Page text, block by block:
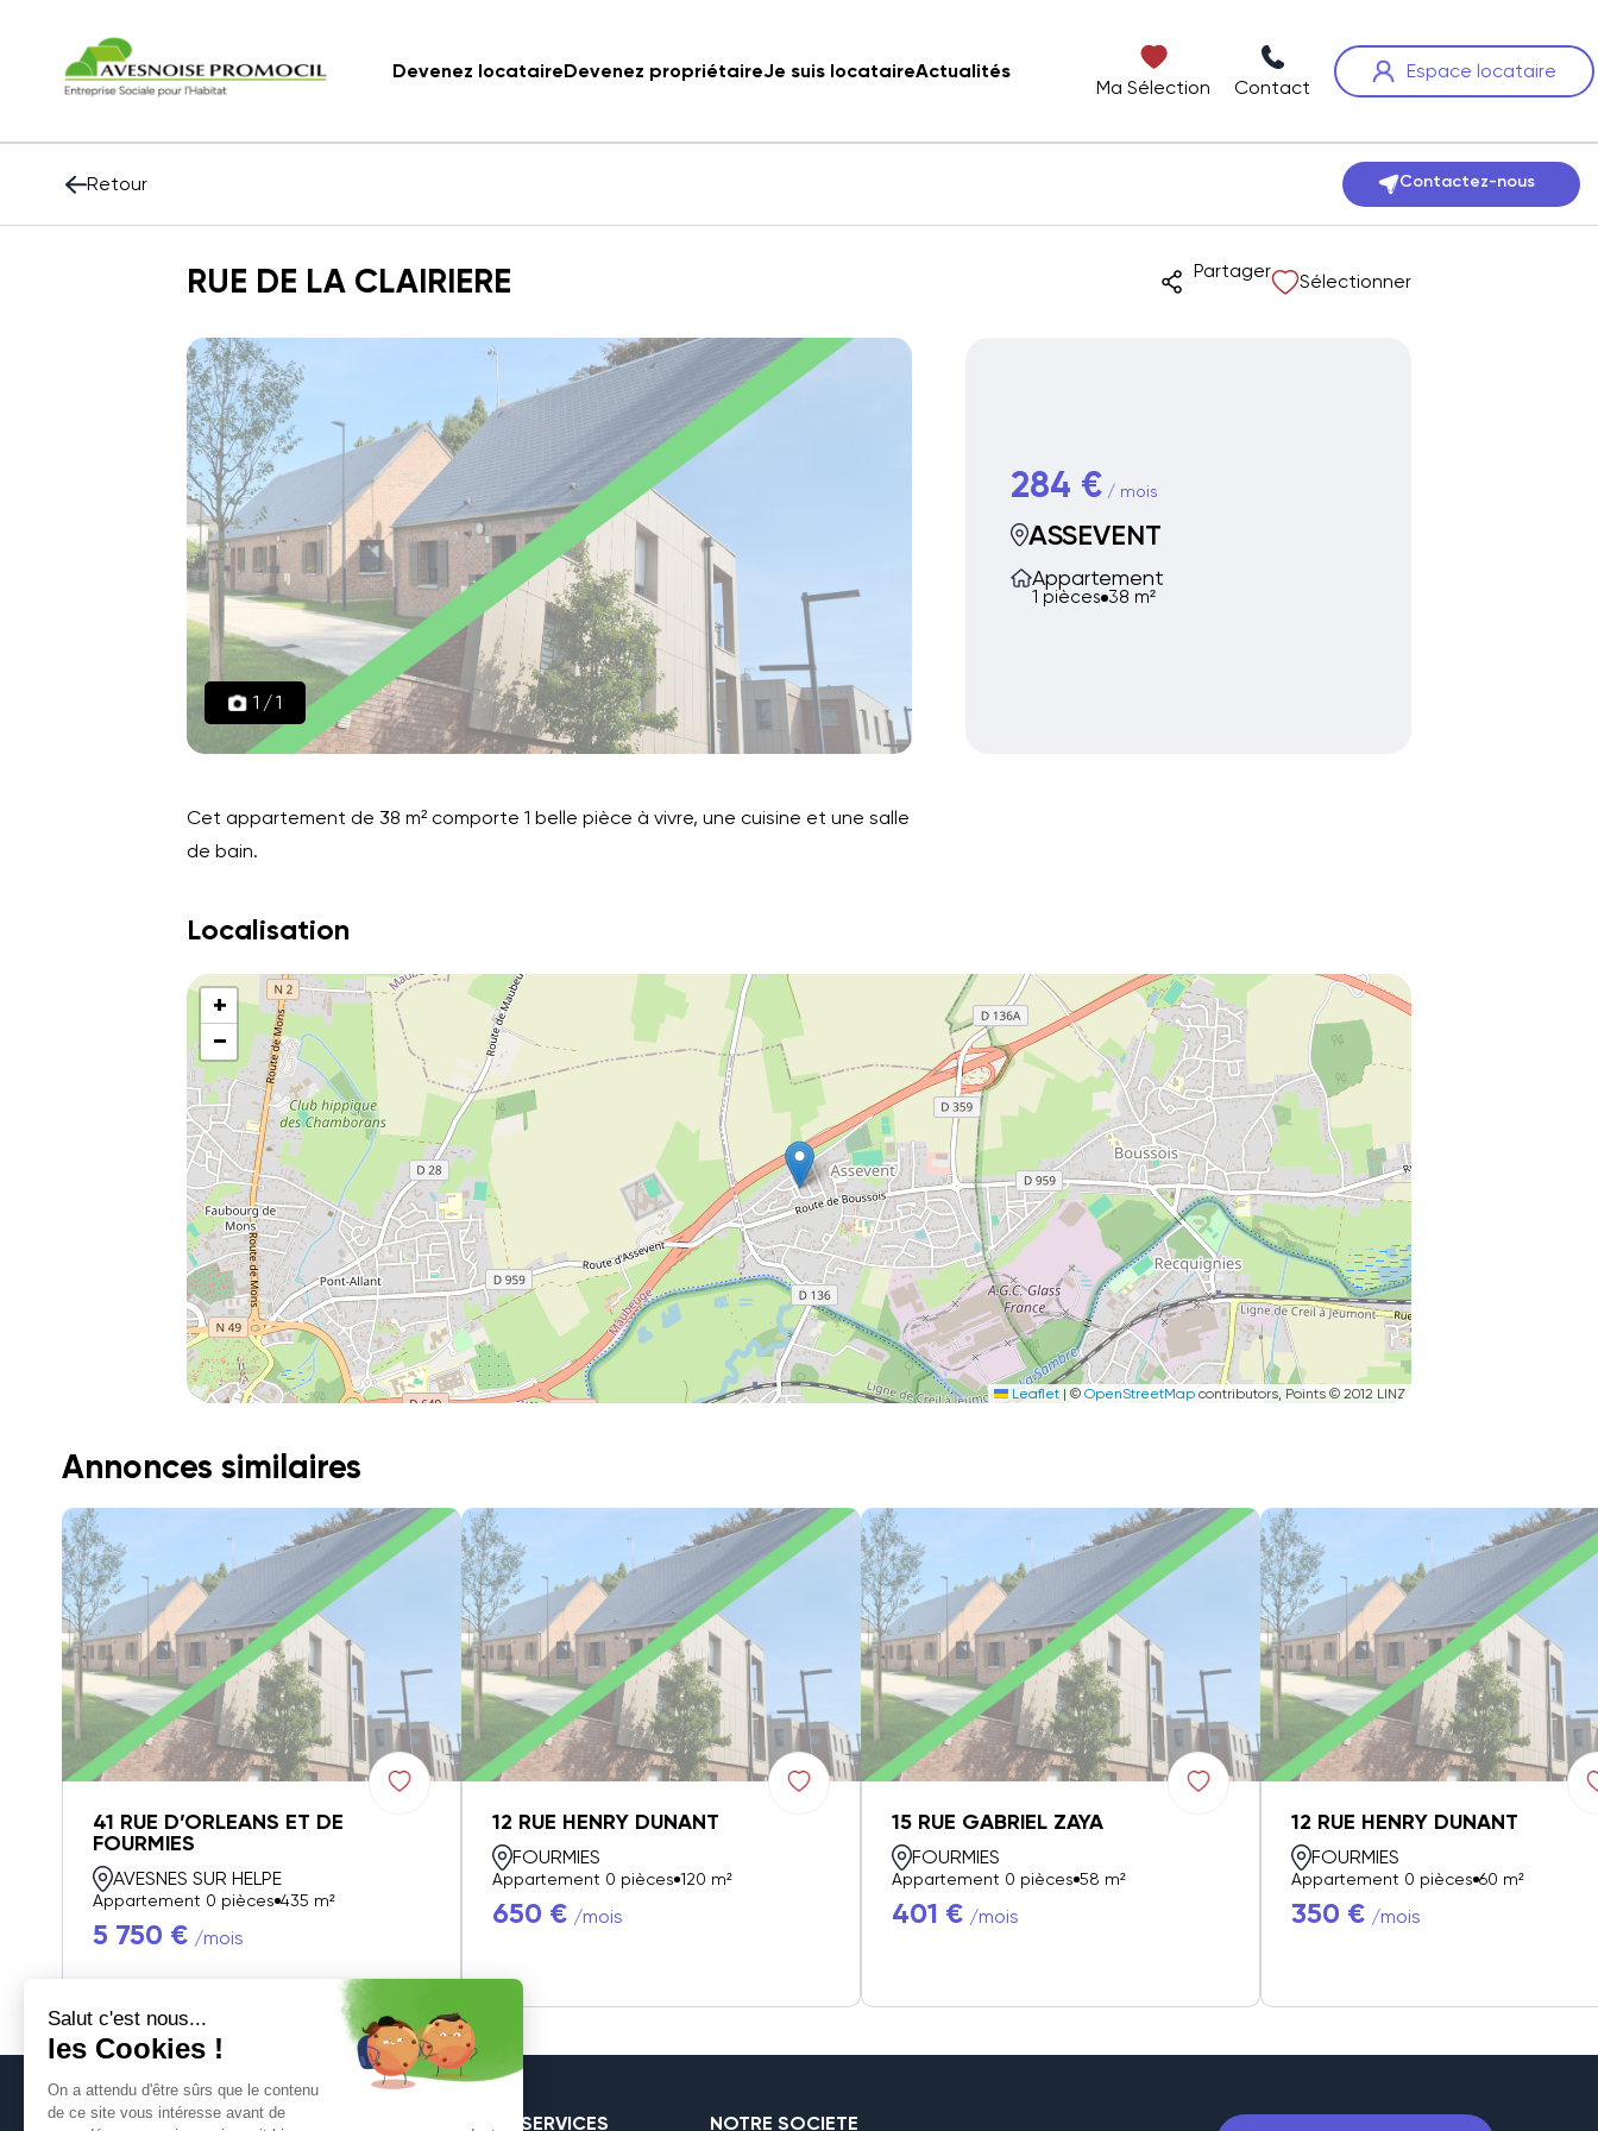
Devenez locataireDevenez propriétaireJe suis locataireActualités
Ma Sélection Contact
Espace locataire
Retour Contactez-nous
RUE DE LA CLAIRIERE Partager Sélectionner
1 /1
284 €/ mois
ASSEVENT
Appartement
1 pièces 38 m²
Cet appartement de 38 m² comporte 1 belle pièce à vivre, une cuisine et une salle
de bain.
Localisation
+
−
Leaflet | © OpenStreetMap contributors, Points © 2012 LINZ
Annonces similaires
41 RUE D’ORLEANS ET DE
FOURMIES
AVESNES SUR HELPE
Appartement 0 pièces 435 m²
5 750 € /mois
12 RUE HENRY DUNANT
FOURMIES
Appartement 0 pièces 120 m²
650 € /mois
15 RUE GABRIEL ZAYA
FOURMIES
Appartement 0 pièces 58 m²
401 € /mois
12 RUE HENRY DUNANT
FOURMIES
Appartement 0 pièces 60 m²
350 € /mois
SERVICES NOTRE SOCIETE